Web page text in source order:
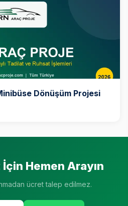
Dönüşüm Projesi
Hemen Arayın
ücret talep edilmez.